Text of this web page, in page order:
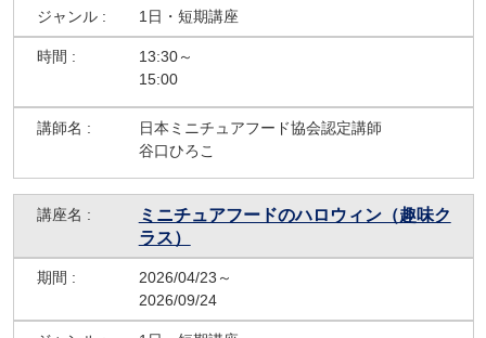
1日・短期講座
13:30～
15:00
日本ミニチュアフード協会認定講師
谷口ひろこ
ミニチュアフードのハロウィン（趣味ク
ラス）
2026/04/23～
2026/09/24